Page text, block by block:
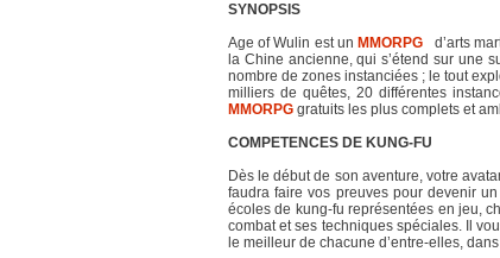
SYNOPSIS
Age of Wulin est un MMORPG d’arts
la Chine ancienne, qui s’étend sur une
nombre de zones instanciées ; le tout
milliers de quêtes, 20 différentes
MMORPG gratuits les plus complets et
COMPETENCES DE KUNG-FU
Dès le début de son aventure, votre
faudra faire vos preuves pour devenir
écoles de kung-fu représentées en jeu,
combat et ses techniques spéciales. Il
le meilleur de chacune d’entre-elles,